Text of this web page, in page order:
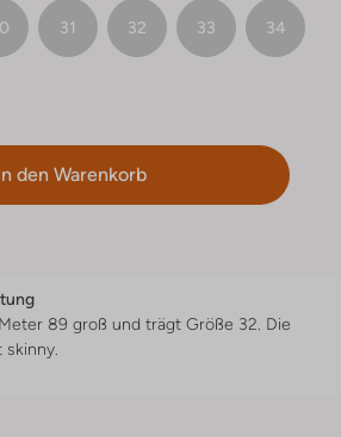
31 32 33 34
den Warenkorb
89 groß und trägt Größe 32. Die
skinny